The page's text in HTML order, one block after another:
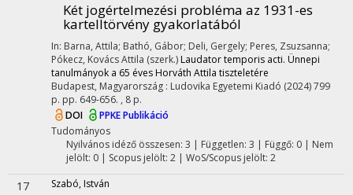
Két jogértelmezési probléma az 1931-es
kartelltörvény gyakorlatából
In: Barna, Attila; Bathó, Gábor; Deli, Gergely; Peres, Zsuzsanna;
Pókecz, Kovács Attila (szerk.) Laudator temporis acti. Ünnepi
tanulmányok a 65 éves Horváth Attila tiszteletére
Budapest, Magyarország : Ludovika Egyetemi Kiadó (2024)799
p. pp. 649-656. , 8 p.
DOI
PPKE Publikáció
Tudományos
Nyilvános idéző összesen: 3 | Független: 3 | Függő: 0 | Nem
jelölt: 0 | Scopus jelölt: 2 | WoS/Scopus jelölt: 2
17 Szabó, István